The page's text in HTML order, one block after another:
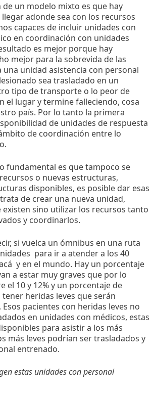
de un modelo mixto es que hay
adonde sea con los recursos
capaces de incluir unidades con
en coordinación con unidades
es mejor porque hay
mejor para la sobrevida de las
una unidad asistencia con personal
sea trasladado en un
tipo de transporte o lo peor de
el lugar y termine falleciendo, cosa
país. Por lo tanto la primera
de unidades de respuesta
de coordinación entre lo
fundamental es que tampoco se
o nuevas estructuras,
disponibles, es posible dar esas
de crear una nueva unidad,
existen sino utilizar los recursos tanto
y coordinarlos.
si vuelca un ómnibus en una ruta
para ir a atender a los 40
y en el mundo. Hay un porcentaje
a estar muy graves que por lo
el 10 y 12% y un porcentaje de
tener heridas leves que serán
pacientes con heridas leves no
en unidades con médicos, estas
para asistir a los más
más leves podrían ser trasladados y
entrenado.
estas unidades con personal